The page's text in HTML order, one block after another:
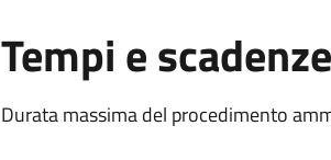
Tempi e scadenze
Durata massima del procedimento